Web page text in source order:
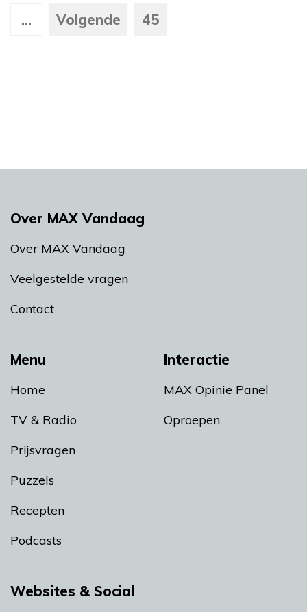
... Volgende 45
Menu
Home
TV & Radio
Prijsvragen
Puzzels
Recepten
Podcasts
Interactie
MAX Opinie Panel
Oproepen
Over MAX Vandaag
Over MAX Vandaag
Veelgestelde vragen
Contact
Websites & Social